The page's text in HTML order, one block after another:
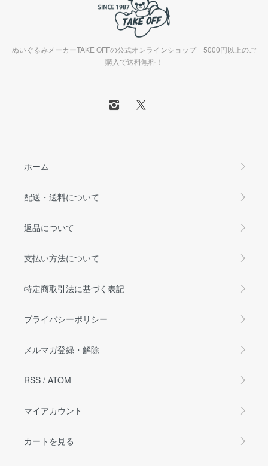
ぬいぐるみメーカーTAKE OFFの公式オンラインショップ 5000円以上のご
購入で送料無料！
ホーム
配送・送料について
返品について
支払い方法について
特定商取引法に基づく表記
プライバシーポリシー
メルマガ登録・解除
RSS / ATOM
マイアカウント
カートを見る